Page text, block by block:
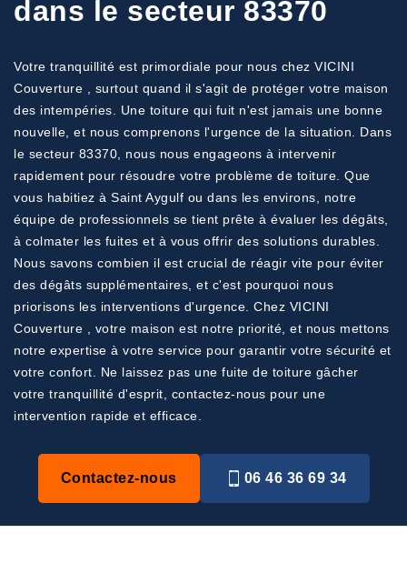
dans le secteur 83370
Votre tranquillité est primordiale pour nous chez VICINI
Couverture , surtout quand il s'agit de protéger votre maison
des intempéries. Une toiture qui fuit n'est jamais une bonne
nouvelle, et nous comprenons l'urgence de la situation. Dans
le secteur 83370, nous nous engageons à intervenir
rapidement pour résoudre votre problème de toiture. Que
vous habitiez à Saint Aygulf ou dans les environs, notre
équipe de professionnels se tient prête à évaluer les dégâts,
à colmater les fuites et à vous offrir des solutions durables.
Nous savons combien il est crucial de réagir vite pour éviter
des dégâts supplémentaires, et c'est pourquoi nous
priorisons les interventions d'urgence. Chez VICINI
Couverture , votre maison est notre priorité, et nous mettons
notre expertise à votre service pour garantir votre sécurité et
votre confort. Ne laissez pas une fuite de toiture gâcher
votre tranquillité d'esprit, contactez-nous pour une
intervention rapide et efficace.
Contactez-nous 06 46 36 69 34